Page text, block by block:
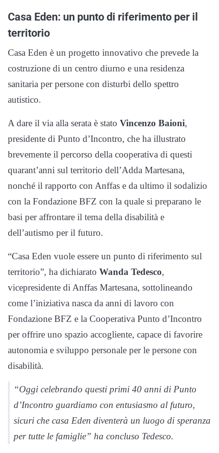
Casa Eden: un punto di riferimento per il
territorio
Casa Eden è un progetto innovativo che prevede la
costruzione di un centro diurno e una residenza
sanitaria per persone con disturbi dello spettro
autistico.
A dare il via alla serata è stato Vincenzo Baioni,
presidente di Punto d’Incontro, che ha illustrato
brevemente il percorso della cooperativa di questi
quarant’anni sul territorio dell’Adda Martesana,
nonché il rapporto con Anffas e da ultimo il sodalizio
con la Fondazione BFZ con la quale si preparano le
basi per affrontare il tema della disabilità e
dell’autismo per il futuro.
“Casa Eden vuole essere un punto di riferimento sul
territorio”, ha dichiarato Wanda Tedesco,
vicepresidente di Anffas Martesana, sottolineando
come l’iniziativa nasca da anni di lavoro con
Fondazione BFZ e la Cooperativa Punto d’Incontro
per offrire uno spazio accogliente, capace di favorire
autonomia e sviluppo personale per le persone con
disabilità.
“Oggi celebrando questi primi 40 anni di Punto
d’Incontro guardiamo con entusiasmo al futuro,
sicuri che casa Eden diventerà un luogo di speranza
per tutte le famiglie” ha concluso Tedesco.